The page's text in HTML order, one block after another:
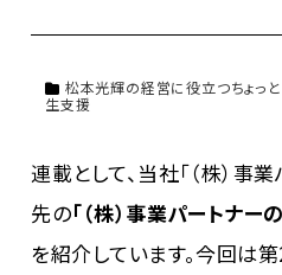
松本光輝の経営に役立つちょっ
生支援
連載として、当社「（株）事
先の「（株）事業パートナー
を紹介しています。今回は